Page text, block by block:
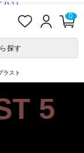
いて
入
ロ
ン
0
探す
ラスト
5